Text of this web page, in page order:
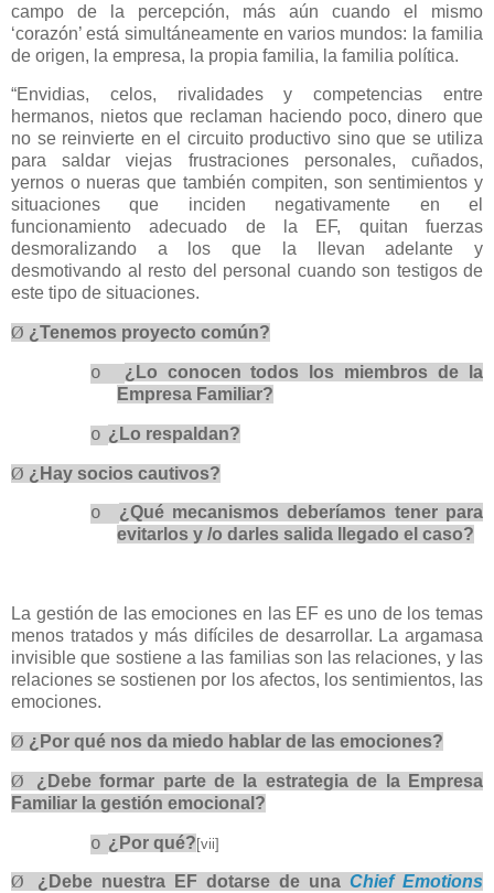
campo de la percepción, más aún cuando el mismo
‘corazón’ está simultáneamente en varios mundos: la familia
de origen, la empresa, la propia familia, la familia política.
“Envidias, celos, rivalidades y competencias entre
hermanos, nietos que reclaman haciendo poco, dinero que
no se reinvierte en el circuito productivo sino que se utiliza
para saldar viejas frustraciones personales, cuñados,
yernos o nueras que también compiten, son sentimientos y
situaciones que inciden negativamente en el
funcionamiento adecuado de la EF, quitan fuerzas
desmoralizando a los que la llevan adelante y
desmotivando al resto del personal cuando son testigos de
este tipo de situaciones.
Ø ¿Tenemos proyecto común?
o
¿Lo conocen todos los miembros de la
Empresa Familiar?
o ¿Lo respaldan?
Ø ¿Hay socios cautivos?
o
¿Qué mecanismos deberíamos tener para
evitarlos y /o darles salida llegado el caso?
La gestión de las emociones en las EF es uno de los temas
menos tratados y más difíciles de desarrollar. La argamasa
invisible que sostiene a las familias son las relaciones, y las
relaciones se sostienen por los afectos, los sentimientos, las
emociones.
Ø ¿Por qué nos da miedo hablar de las emociones?
Ø
¿Debe formar parte de la estrategia de la Empresa
Familiar la gestión emocional?
o ¿Por qué?[vii]
Ø ¿Debe nuestra EF dotarse de una Chief Emotions